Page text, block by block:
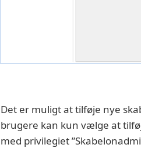
Det er muligt at tilføje nye
brugere kan kun vælge at
med privilegiet